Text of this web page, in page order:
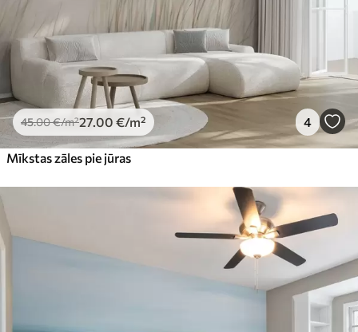
45.00€/m²27.00 €/m² 4
Mīkstas zāles pie jūras